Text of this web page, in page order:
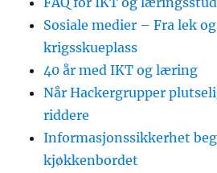
Sosiale medier – Fra lek
krigsskueplass
40 år med IKT og læring
Når Hackergrupper
riddere
Informasjonssikkerhet
kjøkkenbordet